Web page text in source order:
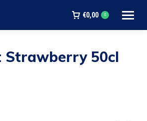
€0,00 0
Strawberry 50cl